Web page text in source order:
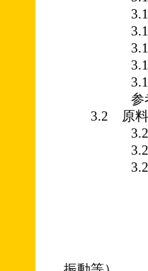
3.1.9 緊
3.1.10
3.1.11
3.1.12
3.1.13 説
参考
3.2 原料・
3.2.1
3.2.2 事
3.2.3 現
１）製
２）温
３）
４）
５）その